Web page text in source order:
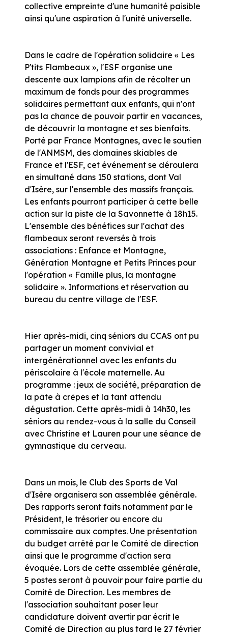
collective empreinte d'une humanité paisible
ainsi qu'une aspiration à l'unité universelle.
Dans le cadre de l'opération solidaire « Les
P'tits Flambeaux », l'ESF organise une
descente aux lampions afin de récolter un
maximum de fonds pour des programmes
solidaires permettant aux enfants, qui n'ont
pas la chance de pouvoir partir en vacances,
de découvrir la montagne et ses bienfaits.
Porté par France Montagnes, avec le soutien
de l'ANMSM, des domaines skiables de
France et l'ESF, cet événement se déroulera
en simultané dans 150 stations, dont Val
d'Isère, sur l'ensemble des massifs français.
Les enfants pourront participer à cette belle
action sur la piste de la Savonnette à 18h15.
L'ensemble des bénéfices sur l'achat des
flambeaux seront reversés à trois
associations : Enfance et Montagne,
Génération Montagne et Petits Princes pour
l'opération « Famille plus, la montagne
solidaire ». Informations et réservation au
bureau du centre village de l'ESF.
Hier après-midi, cinq séniors du CCAS ont pu
partager un moment convivial et
intergénérationnel avec les enfants du
périscolaire à l'école maternelle. Au
programme : jeux de société, préparation de
la pâte à crêpes et la tant attendu
dégustation. Cette après-midi à 14h30, les
séniors au rendez-vous à la salle du Conseil
avec Christine et Lauren pour une séance de
gymnastique du cerveau.
Dans un mois, le Club des Sports de Val
d'Isère organisera son assemblée générale.
Des rapports seront faits notamment par le
Président, le trésorier ou encore du
commissaire aux comptes. Une présentation
du budget arrêté par le Comité de direction
ainsi que le programme d'action sera
évoquée. Lors de cette assemblée générale,
5 postes seront à pouvoir pour faire partie du
Comité de Direction. Les membres de
l'association souhaitant poser leur
candidature doivent avertir par écrit le
Comité de Direction au plus tard le 27 février